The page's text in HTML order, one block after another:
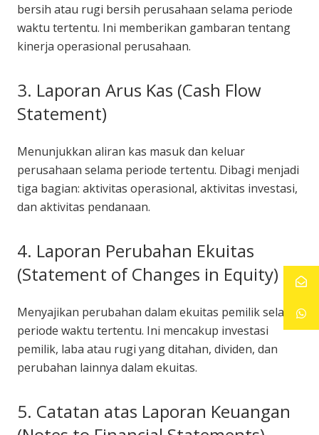
bersih atau rugi bersih perusahaan selama periode
waktu tertentu. Ini memberikan gambaran tentang
kinerja operasional perusahaan.
3. Laporan Arus Kas (Cash Flow
Statement)
Menunjukkan aliran kas masuk dan keluar
perusahaan selama periode tertentu. Dibagi menjadi
tiga bagian: aktivitas operasional, aktivitas investasi,
dan aktivitas pendanaan.
4. Laporan Perubahan Ekuitas
(Statement of Changes in Equity)
Menyajikan perubahan dalam ekuitas pemilik selama
periode waktu tertentu. Ini mencakup investasi
pemilik, laba atau rugi yang ditahan, dividen, dan
perubahan lainnya dalam ekuitas.
5. Catatan atas Laporan Keuangan